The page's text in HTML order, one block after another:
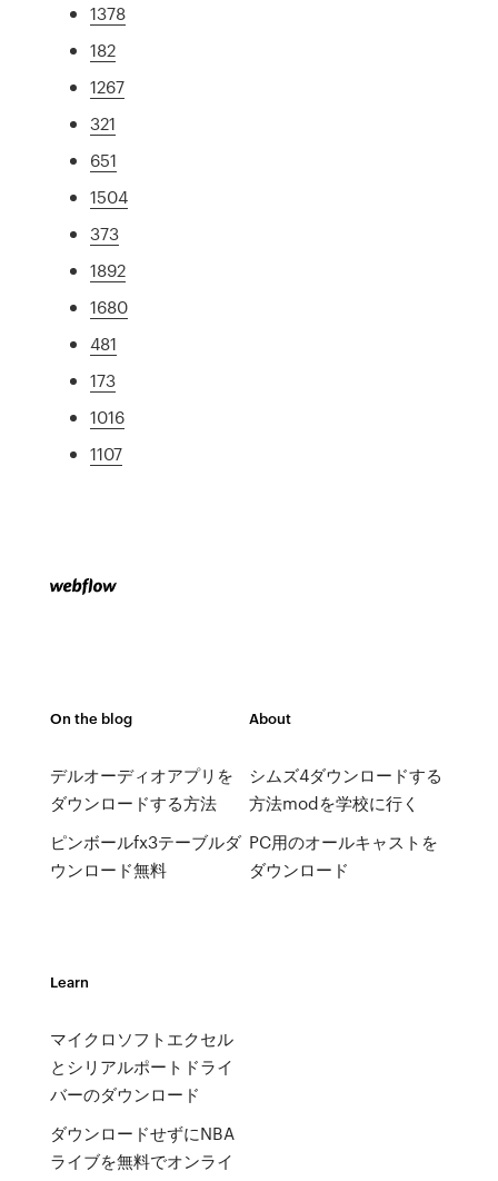
1378
182
1267
321
651
1504
373
1892
1680
481
173
1016
1107
On the blog
デルオーディオアプリを
ダウンロードする方法
ピンボールfx3テーブルダ
ウンロード無料
About
シムズ4ダウンロードする
方法modを学校に行く
PC用のオールキャストを
ダウンロード
Learn
マイクロソフトエクセル
とシリアルポートドライ
バーのダウンロード
ダウンロードせずにNBA
ライブを無料でオンライ